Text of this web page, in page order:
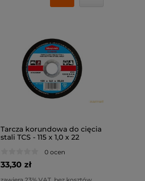
Tarcza korundowa do cięcia
stali TCS - 115 x 1,0 x 22
0 ocen
33,30 zł